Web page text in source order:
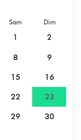
Sam Dim
1 2
8 9
15 16
22 23
29 30